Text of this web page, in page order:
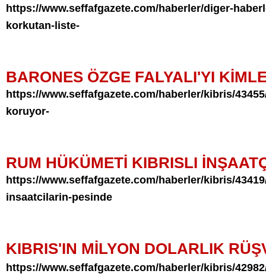
https://www.seffafgazete.com/haberler/diger-
korkutan-liste-
BARONES ÖZGE FALYALI'YI
https://www.seffafgazete.com/haberler/kibris/
koruyor-
RUM HÜKÜMETİ KIBRISLI
https://www.seffafgazete.com/haberler/kibris/
insaatcilarin-pesinde
KIBRIS'IN MİLYON DOLARLIK
https://www.seffafgazete.com/haberler/kibris/